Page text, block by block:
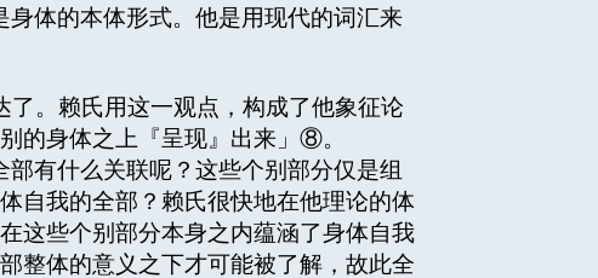
体的本体形式。他是用现代的词汇来
了。赖氏用这一观点，构成了他象征论
的身体之上『呈现』出来」⑧。
有什么关联呢？这些个别部分仅是组
自我的全部？赖氏很快地在他理论的体
这些个别部分本身之内蕴涵了身体自我
整体的意义之下才可能被了解，故此全